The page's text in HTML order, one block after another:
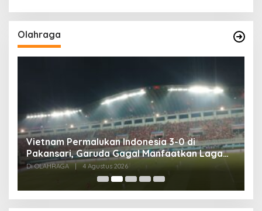
Olahraga
Vietnam Permalukan Indonesia 3-0 di
Pakansari, Garuda Gagal Manfaatkan Laga
Kandang
Di OLAHRAGA 4 Agustus 2026